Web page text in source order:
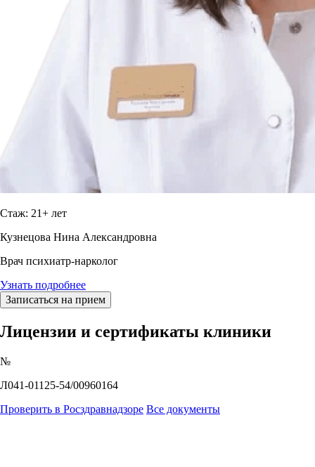
Стаж: 21+ лет
Кузнецова Нина Александровна
Врач психиатр-нарколог
Узнать подробнее
Записаться на прием
Лицензии и сертификаты клиники
№
Л041-01125-54/00960164
Проверить в Росздравнадзоре Все документы